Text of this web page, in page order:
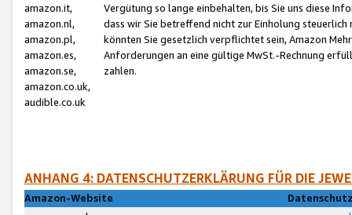
amazon.it,
amazon.nl,
amazon.pl,
amazon.es,
amazon.se,
amazon.co.uk,
audible.co.uk
Vergütung so lange einbehalten, bis Sie uns diese
dass wir Sie betreffend nicht zur Einholung
könnten Sie gesetzlich verpflichtet sein, Amazon
Anforderungen an eine gültige MwSt.-Rechnung
zahlen.
ANHANG 4: DATENSCHUTZERKLÄRUNG FÜR DIE
Amazon-Website